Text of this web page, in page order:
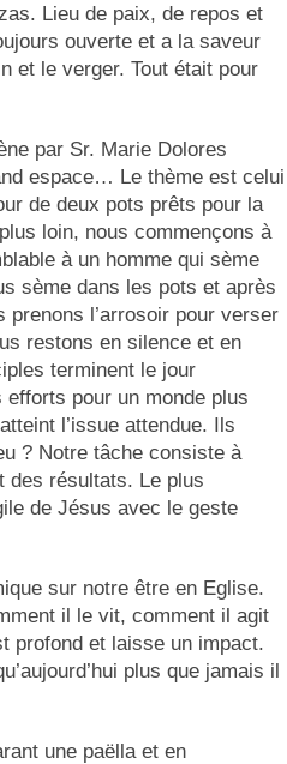
Lieu de paix, de repos et
ouverte et a la saveur
et le verger. Tout était pour
par Sr. Marie Dolores
espace… Le thème est celui
de deux pots prêts pour la
loin, nous commençons à
à un homme qui sème
sème dans les pots et après
l’arrosoir pour verser
restons en silence et en
terminent le jour
pour un monde plus
l’issue attendue. Ils
? Notre tâche consiste à
résultats. Le plus
de Jésus avec le geste
sur notre être en Eglise.
il le vit, comment il agit
profond et laisse un impact.
plus que jamais il
une paëlla et en